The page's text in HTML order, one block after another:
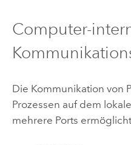
Computer-
Die Kommunikation von
Prozessen auf dem
mehrere Ports